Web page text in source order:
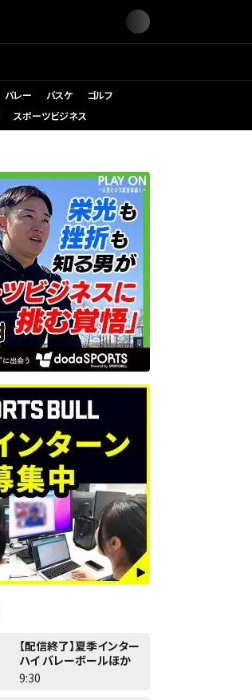
バレー バスケ
ゴルフ
スポーツビジネス
【配信終了】夏季インター
ハイ バレーボールほか
9:30